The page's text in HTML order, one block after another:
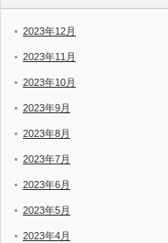
2023年12月
2023年11月
2023年10月
2023年9月
2023年8月
2023年7月
2023年6月
2023年5月
2023年4月